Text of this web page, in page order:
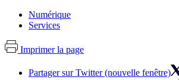
Numérique
Services
Imprimer la page
Partager sur Twitter (nouvelle fenêtre)